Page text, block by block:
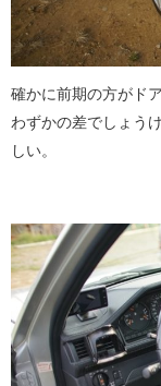
確かに前期の方がド
わずかの差でしょう
しい。